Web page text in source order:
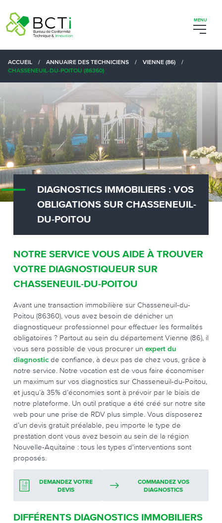
ACCUEIL / ANNUAIRE DES TECHNICIENS / VIENNE (86)
/
CHASSENEUIL-DU-POITOU (86360)
DIAGNOSTICS IMMOBILIERS : VOS
OBLIGATIONS SUR CHASSENEUIL-
DU-POITOU
NOTRE SERVICE VOUS AIDE À TROUVER
VOTRE DIAGNOSTIQUEUR SUR
CHASSENEUIL-DU-POITOU
Avant une transaction immobilière sur Chasseneuil-du-
Poitou (86360), vous avez besoin de dénicher un
diagnostiqueur professionnel pour effectuer les formalités
obligatoires ? Partout au sein du département Vienne (86), il
vous sera possible de vous procurer un expert du
diagnostic de confiance, à deux pas de chez vous, grâce à
notre service. Notre vocation est de vous faire économiser
un maximum sur vos diagnostics sur Chasseneuil-du-Poitou,
et jusqu’à 35% d’économies sont à prévoir par le biais de
notre plateforme. Un outil pratique a été créé sur notre site
web pour une prise de RDV plus simple. Vous disposerez
d’un devis gratuit préalable, peu importe le type de
prestation dont vous avez besoin au sein de la région
Nouvelle-Aquitaine : tous les types d'interventions sont
proposés.
DEMANDEZ VOTRE
DEVIS
COMMANDEZ VOS
DIAGNOSTICS
DIFFÉRENTS DIAGNOSTICS IMMOBILIERS